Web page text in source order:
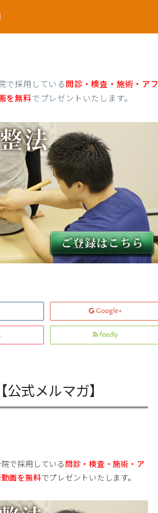
で採用している 問診・検査・施術・アフ
を無料でプレゼントいたします。
Google+
feedly
式メルマガ】
で採用している 問診・検査・施術・ア
画を無料でプレゼントいたします。